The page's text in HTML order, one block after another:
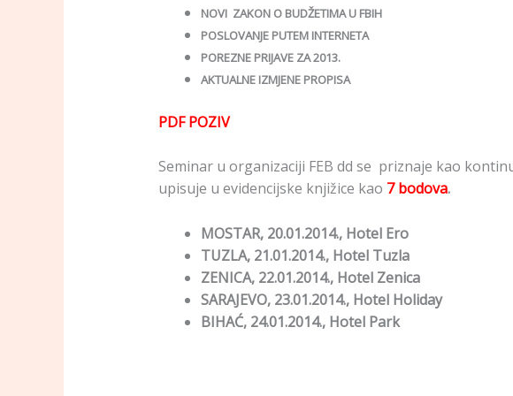
NOVI ZAKON O BUDŽETIMA U FBIH
POSLOVANJE PUTEM INTERNETA
POREZNE PRIJAVE ZA 2013.
AKTUALNE IZMJENE PROPISA
PDF POZIV
Seminar u organizaciji FEB dd se priznaje kao
upisuje u evidencijske knjižice kao 7 bodova.
MOSTAR, 20.01.2014., Hotel Ero
TUZLA, 21.01.2014., Hotel Tuzla
ZENICA, 22.01.2014., Hotel Zenica
SARAJEVO, 23.01.2014., Hotel Holiday
BIHAĆ, 24.01.2014., Hotel Park